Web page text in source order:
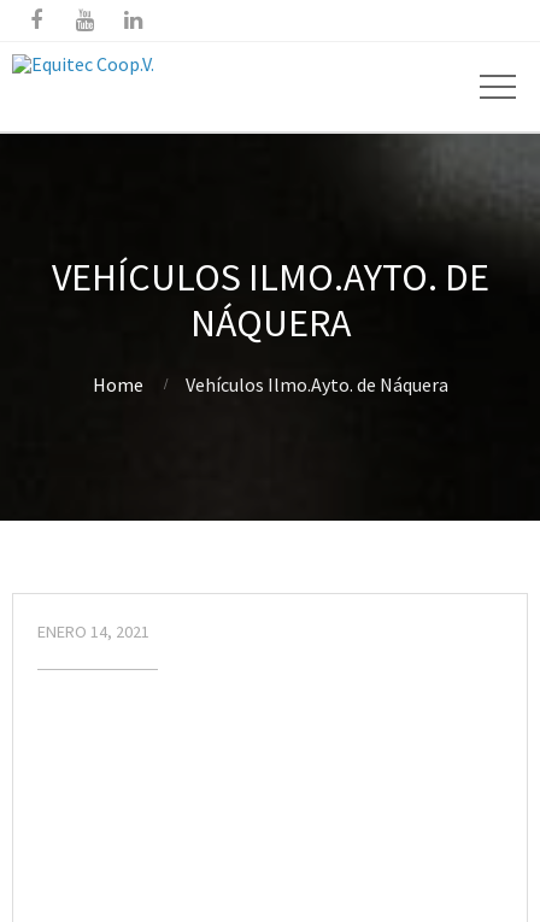
  
VEHÍCULOS ILMO.AYTO. DE
NÁQUERA
Home Vehículos Ilmo.Ayto. de Náquera
ENERO 14, 2021